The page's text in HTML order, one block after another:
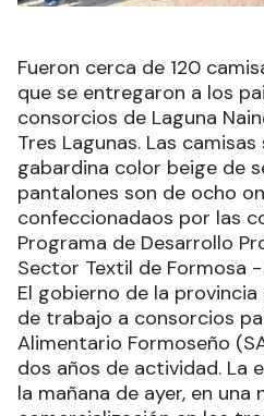
Fueron cerca de 120
que se entregaron a los
consorcios de Laguna
Tres Lagunas. Las
gabardina color beige de
pantalones son de ocho
confeccionadaos por las
Programa de Desarrollo
Sector Textil de Formosa
El gobierno de la
de trabajo a consorcios
Alimentario Formoseño
dos años de actividad. La
la mañana de ayer, en una